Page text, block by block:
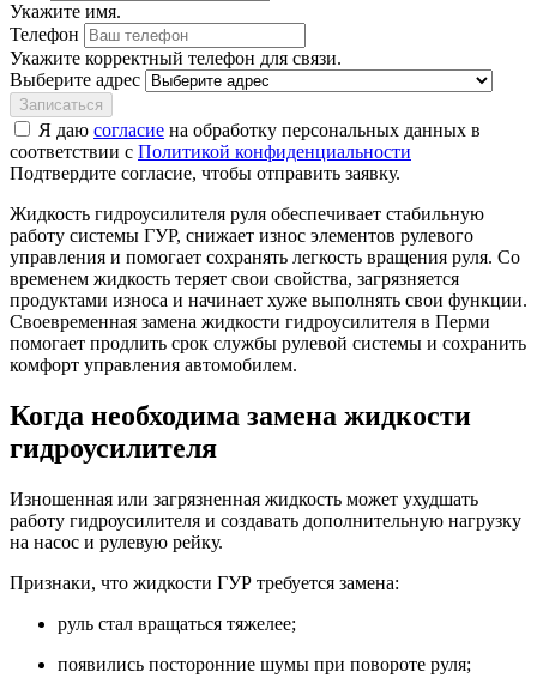
Укажите имя.
Телефон
Укажите корректный телефон для связи.
Выберите адрес
Записаться
Я даю согласие на обработку персональных данных в
соответствии с Политикой конфиденциальности
Подтвердите согласие, чтобы отправить заявку.
Жидкость гидроусилителя руля обеспечивает стабильную
работу системы ГУР, снижает износ элементов рулевого
управления и помогает сохранять легкость вращения руля. Со
временем жидкость теряет свои свойства, загрязняется
продуктами износа и начинает хуже выполнять свои функции.
Своевременная замена жидкости гидроусилителя в Перми
помогает продлить срок службы рулевой системы и сохранить
комфорт управления автомобилем.
Когда необходима замена жидкости
гидроусилителя
Изношенная или загрязненная жидкость может ухудшать
работу гидроусилителя и создавать дополнительную нагрузку
на насос и рулевую рейку.
Признаки, что жидкости ГУР требуется замена:
руль стал вращаться тяжелее;
появились посторонние шумы при повороте руля;